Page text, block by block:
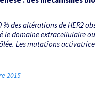
des altérations de HER2
domaine extracellulaire
Les mutations
2015